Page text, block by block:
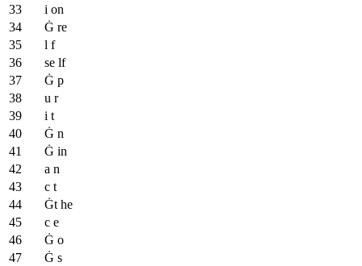
i on
Ġ re
l f
se lf
Ġ p
u r
i t
Ġ n
Ġ in
a n
c t
Ġt he
c e
Ġ o
Ġ s